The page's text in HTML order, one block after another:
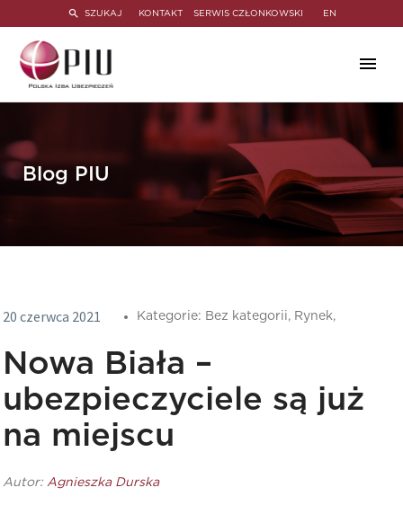
SZUKAJ KONTAKT SERWIS CZŁONKOWSKI EN
Blog PIU
20 czerwca 2021 Kategorie: Bez kategorii, Rynek,
Nowa Biała –
ubezpieczyciele są już
na miejscu
Autor: Agnieszka Durska